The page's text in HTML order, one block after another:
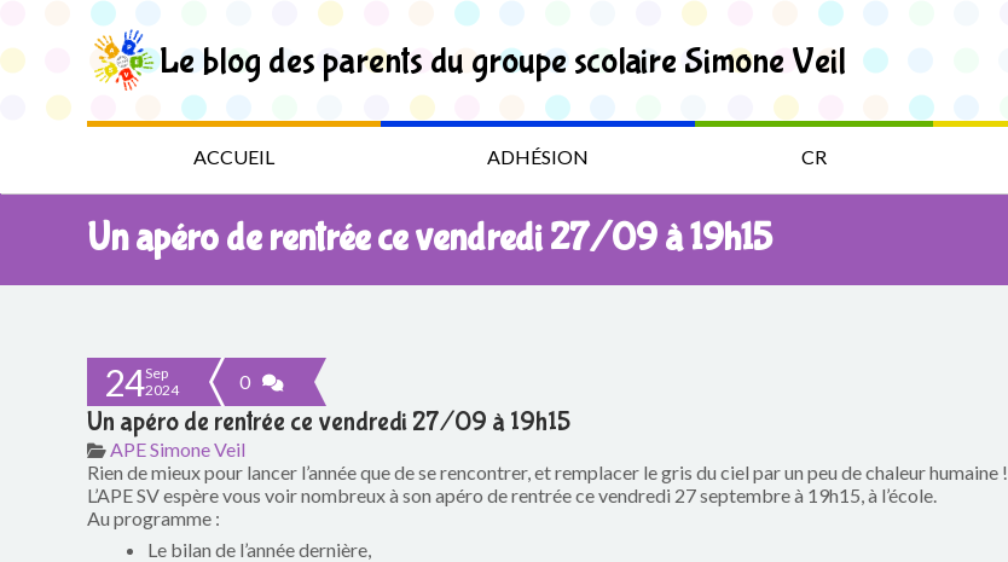
i
p
e
t
L
b
g
d
e
s
Le blog des parents du groupe scolaire Simone Veil
ACCUEIL ADHÉSION CR
Un apéro de rentrée ce vendredi 27/09 à 19h15
24Sep
2024
0
Un apéro de rentrée ce vendredi 27/09 à 19h15
APE Simone Veil
Rien de mieux pour lancer l’année que de se rencontrer, et remplacer le gris du ciel par un peu de chaleur humaine !
L’APE SV espère vous voir nombreux à son apéro de rentrée ce vendredi 27 septembre à 19h15, à l’école.
Au programme :
Le bilan de l’année dernière,